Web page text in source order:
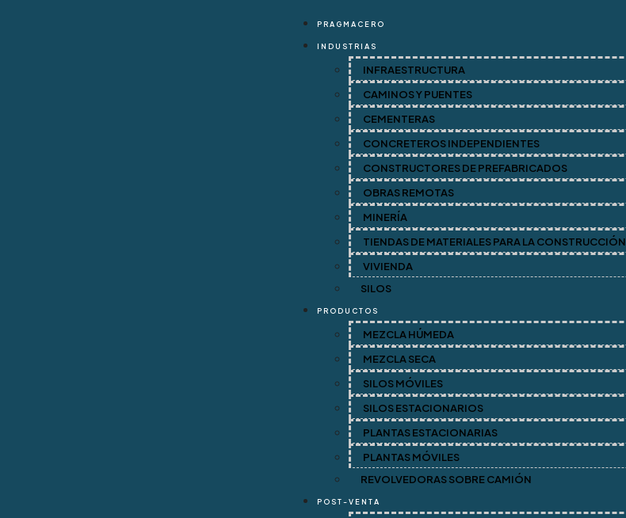
TIENDAS DE MATERIALES PARA LA CONSTRUCCIÓN
PRAGMACERO
INDUSTRIAS
INFRAESTRUCTURA
CAMINOS Y PUENTES
CEMENTERAS
CONCRETEROS INDEPENDIENTES
CONSTRUCTORES DE PREFABRICADOS
OBRAS REMOTAS
MINERÍA
TIENDAS DE MATERIALES PARA LA CONSTRUCCIÓN
VIVIENDA
SILOS
PRODUCTOS
MEZCLA HÚMEDA
MEZCLA SECA
SILOS MÓVILES
SILOS ESTACIONARIOS
PLANTAS ESTACIONARIAS
PLANTAS MÓVILES
REVOLVEDORAS SOBRE CAMIÓN
POST-VENTA